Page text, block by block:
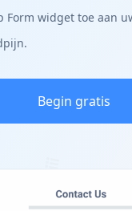
Form widget toe aan
Begin gratis